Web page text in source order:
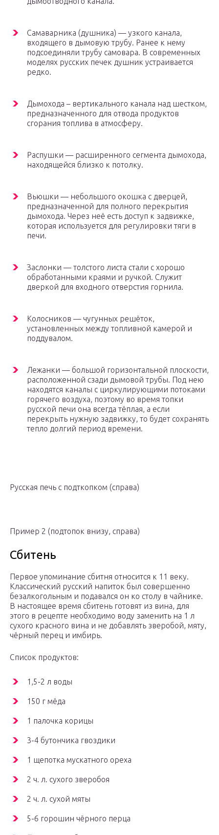
Самаварника (душника) — узкого канала,
входящего в дымовую трубу. Ранее к нему
подсоединяли трубу самовара. В современных
моделях русских печек душник устраивается
редко.
Дымохода – вертикального канала над шестком,
предназначенного для отвода продуктов
сгорания топлива в атмосферу.
Распушки — расширенного сегмента дымохода,
находящейся близко к потолку.
Вьюшки — небольшого окошка с дверцей,
предназначенной для полного перекрытия
дымохода. Через неё есть доступ к задвижке,
которая используется для регулировки тяги в
печи.
Заслонки — толстого листа стали с хорошо
обработанными краями и ручкой. Служит
дверкой для входного отверстия горнила.
Колосников — чугунных решёток,
установленных между топливной камерой и
поддувалом.
Лежанки — большой горизонтальной плоскости,
расположенной сзади дымовой трубы. Под нею
находятся каналы с циркулирующими потоками
горячего воздуха, поэтому во время топки
русской печи она всегда тёплая, а если
перекрыть нужную задвижку, то будет сохранять
тепло долгий период времени.
Русская печь с подткопком (справа)
Пример 2 (подтопок внизу, справа)
Сбитень
Первое упоминание сбитня относится к 11 веку.
Классический русский напиток был совершенно
безалкогольным и подавался он ко столу в чайнике.
В настоящее время сбитень готовят из вина, для
этого в рецепте необходимо воду заменить на 1 л
сухого красного вина и не добавлять зверобой, мяту,
чёрный перец и имбирь.
Список продуктов:
1,5-2 л воды
150 г мёда
1 палочка корицы
3-4 бутончика гвоздики
1 щепотка мускатного ореха
2 ч. л. сухого зверобоя
2 ч. л. сухой мяты
5-6 горошин чёрного перца